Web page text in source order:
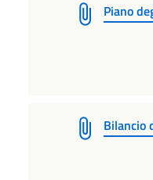
Piano
Bilancio